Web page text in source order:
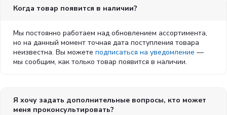
Когда товар появится в наличии?
Мы постоянно работаем над обновлением ассортимента,
но на данный момент точная дата поступления товара
неизвестна. Вы можете подписаться на уведомление —
мы сообщим, как только товар появится в наличии.
Я хочу задать дополнительные вопросы, кто может
меня проконсультировать?